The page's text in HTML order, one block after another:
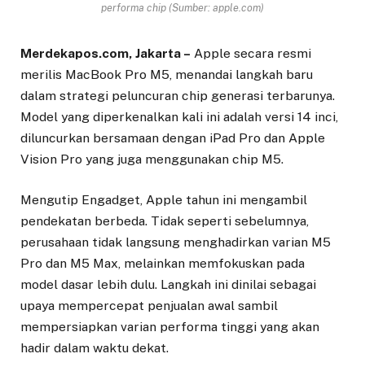
performa chip (Sumber: apple.com)
Merdekapos.com, Jakarta – Apple secara resmi
merilis MacBook Pro M5, menandai langkah baru
dalam strategi peluncuran chip generasi terbarunya.
Model yang diperkenalkan kali ini adalah versi 14 inci,
diluncurkan bersamaan dengan iPad Pro dan Apple
Vision Pro yang juga menggunakan chip M5.
Mengutip Engadget, Apple tahun ini mengambil
pendekatan berbeda. Tidak seperti sebelumnya,
perusahaan tidak langsung menghadirkan varian M5
Pro dan M5 Max, melainkan memfokuskan pada
model dasar lebih dulu. Langkah ini dinilai sebagai
upaya mempercepat penjualan awal sambil
mempersiapkan varian performa tinggi yang akan
hadir dalam waktu dekat.